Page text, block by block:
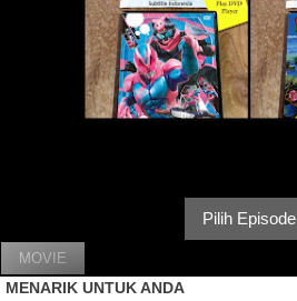
Pilih Episode
MOVIE